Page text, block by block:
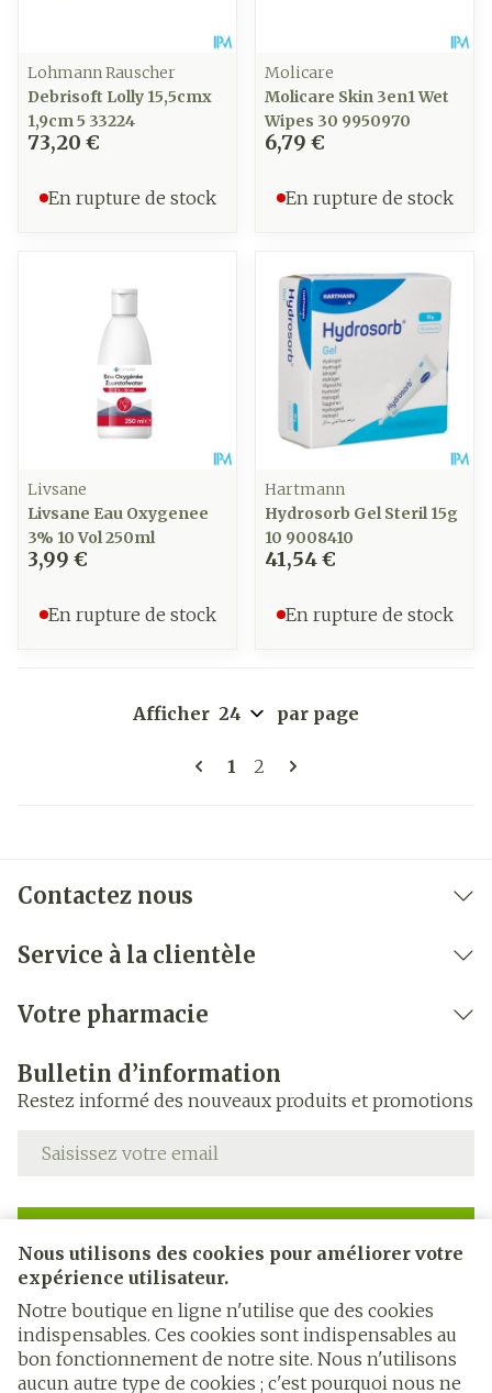
Nous utilisons des cookies pour améliorer votre
expérience utilisateur.
Notre boutique en ligne n'utilise que des cookies
indispensables. Ces cookies sont indispensables au
bon fonctionnement de notre site. Nous n'utilisons
aucun autre type de cookies ; c'est pourquoi nous ne
Lohmann Rauscher
Debrisoft Lolly 15,5cmx
1,9cm 5 33224
73,20 €
En rupture de stock
Molicare
Molicare Skin 3en1 Wet
Wipes 30 9950970
6,79 €
En rupture de stock
Livsane
Livsane Eau Oxygenee
3% 10 Vol 250ml
3,99 €
En rupture de stock
Hartmann
Hydrosorb Gel Steril 15g
10 9008410
41,54 €
En rupture de stock
Pages
Vous lisez actuellement la
1 Page
2
Afficher par page
Contactez nous
Service à la clientèle
Votre pharmacie
Bulletin d’information
Restez informé des nouveaux produits et promotions
Adresse mail
En cliquant sur s'abonner, vous vous abonnez à notre
newsletter et acceptez notrepolitique de confidentialité